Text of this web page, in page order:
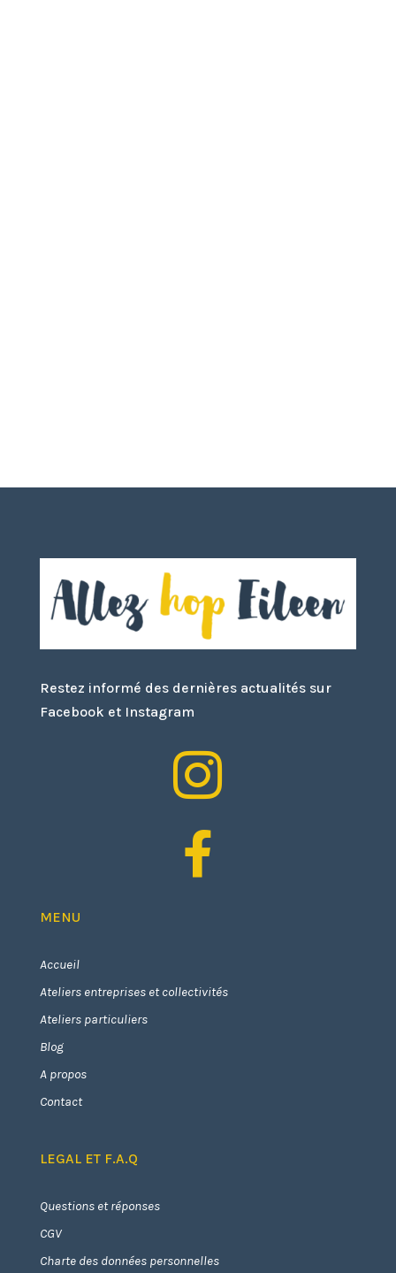
Restez informé des dernières actualités sur
Facebook et Instagram


MENU
Accueil
Ateliers entreprises et collectivités
Ateliers particuliers
Blog
A propos
Contact
LEGAL ET F.A.Q
Questions et réponses
CGV
Charte des données personnelles